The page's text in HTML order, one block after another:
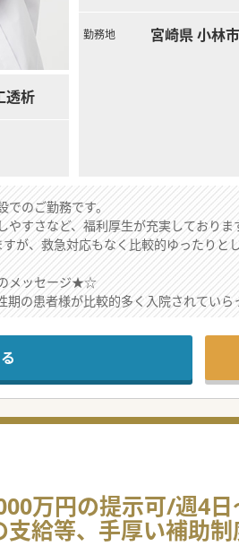
透析
勤務地 宮崎県 小林市
でのご勤務です。
すさなど、福利厚生が充実しておりま
が、救急対応もなく比較的ゆったりと
メッセージ★☆
期の患者様が比較的多く入院されていら
の役割を果たし地域に根差した医療を展
協力くださる先生を募集しております。
リアとなっており、また非常勤でのご勤
万円の提示可/週4
給等、手厚い補助制